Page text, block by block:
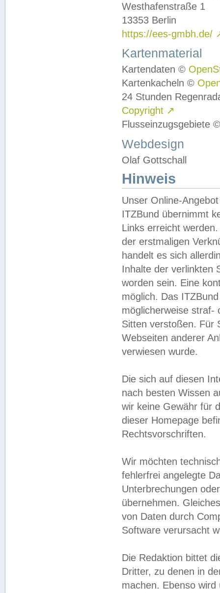
Westhafenstraße 1
13353 Berlin
https://ees-gmbh.de/
Kartenmaterial
Kartendaten ©
Kartenkacheln ©
24 Stunden
Copyright ↗
Flusseinzugsgebiete
Webdesign
Olaf Gottschall
Hinweis
Unser Online-
ITZBund übernimmt
Links erreicht
der erstmaligen
handelt es sich
Inhalte der verlinkten
worden sein. Eine
möglich. Das
möglicherweise straf-
Sitten verstoßen. Für
Webseiten anderer
verwiesen wurde.
Die sich auf diesen
nach besten Wissen
wir keine Gewähr für
dieser Homepage
Rechtsvorschriften.
Wir möchten
fehlerfrei angelegte
Unterbrechungen
übernehmen.
von Daten durch
Software verursacht
Die Redaktion bittet
Dritter, zu denen in
machen. Ebenso